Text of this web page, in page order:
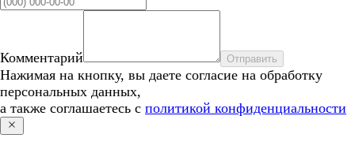
Комментарий Отправить
Нажимая на кнопку, вы даете согласие на обработку
персональных данных,
а также соглашаетесь с политикой конфиденциальности